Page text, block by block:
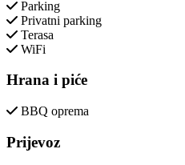
Parking
Privatni parking
Terasa
WiFi
Hrana i piće
BBQ oprema
Prijevoz